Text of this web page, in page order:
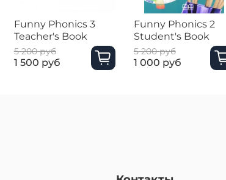
Funny Phonics 3
Teacher's Book
5 200 руб
1 500 руб
Funny Phonics 2
Student's Book
5 200 руб
1 000 руб